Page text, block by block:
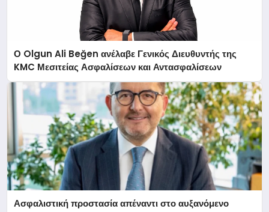
Ο Olgun Ali Beğen ανέλαβε Γενικός Διευθυντής της
KMC Μεσιτείας Ασφαλίσεων και Αντασφαλίσεων
Ασφαλιστική προστασία απέναντι στο αυξανόμενο